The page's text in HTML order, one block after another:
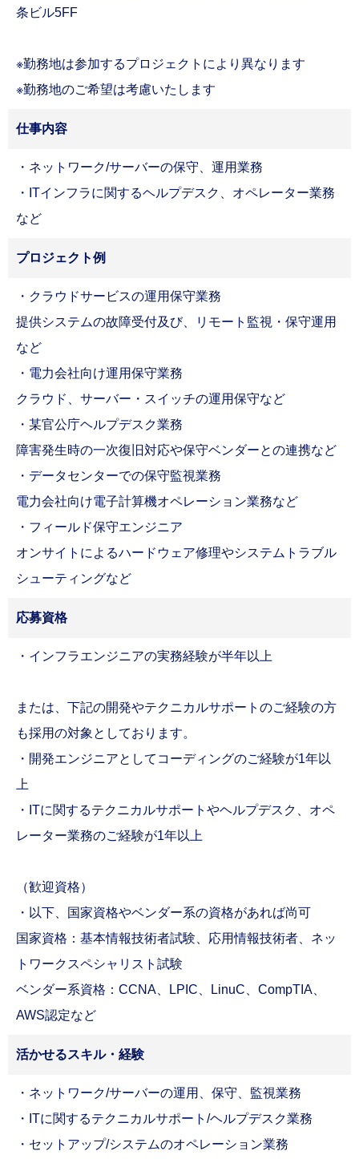
採用資料ダウンロード
よくある質問
お問い合わせ
Career Recruitment
募集職種
バイリンガル採用
障がい者採用
アルムナイライン登録
キャリア登録
条ビル5FF
※勤務地は参加するプロジェクトにより異なります
※勤務地のご希望は考慮いたします
仕事内容
・ネットワーク/サーバーの保守、運用業務
・ITインフラに関するヘルプデスク、オペレーター業務
など
プロジェクト例
・クラウドサービスの運用保守業務
提供システムの故障受付及び、リモート監視・保守運用
など
・電力会社向け運用保守業務
クラウド、サーバー・スイッチの運用保守など
・某官公庁ヘルプデスク業務
障害発生時の一次復旧対応や保守ベンダーとの連携など
・データセンターでの保守監視業務
電力会社向け電子計算機オペレーション業務など
・フィールド保守エンジニア
オンサイトによるハードウェア修理やシステムトラブル
シューティングなど
応募資格
・インフラエンジニアの実務経験が半年以上
または、下記の開発やテクニカルサポートのご経験の方
も採用の対象としております。
・開発エンジニアとしてコーディングのご経験が1年以
上
・ITに関するテクニカルサポートやヘルプデスク、オペ
レーター業務のご経験が1年以上
（歓迎資格）
・以下、国家資格やベンダー系の資格があれば尚可
国家資格：基本情報技術者試験、応用情報技術者、ネッ
トワークスペシャリスト試験
ベンダー系資格：CCNA、LPIC、LinuC、CompTIA、
AWS認定など
活かせるスキル・経験
・ネットワーク/サーバーの運用、保守、監視業務
・ITに関するテクニカルサポート/ヘルプデスク業務
・セットアップ/システムのオペレーション業務